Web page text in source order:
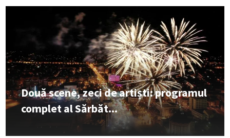
Două scene, zeci de artiști: programul
complet al Sărbăt...